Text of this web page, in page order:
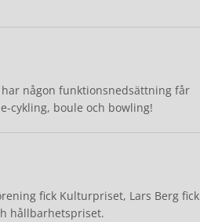
någon funktionsnedsättning får
cykling, boule och bowling!
fick Kulturpriset, Lars Berg fick
hållbarhetspriset.